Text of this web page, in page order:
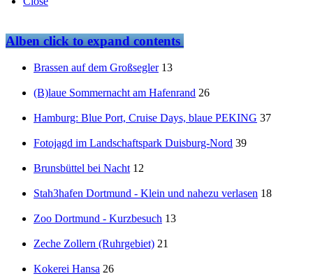
Albenclick to expand contents
Brassen auf dem Großsegler 13
(B)laue Sommernacht am Hafenrand 26
Hamburg: Blue Port, Cruise Days, blaue PEKING 37
Fotojagd im Landschaftspark Duisburg-Nord 39
Brunsbüttel bei Nacht 12
Stah3hafen Dortmund - Klein und nahezu verlasen 18
Zoo Dortmund - Kurzbesuch 13
Zeche Zollern (Ruhrgebiet) 21
Kokerei Hansa 26